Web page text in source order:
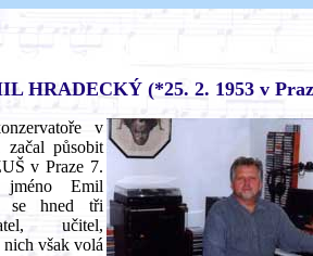
HRADECKÝ (*25. 2. 1953 v
v
začal působit
v Praze 7.
Emil
se hned tři
učitel,
však volá